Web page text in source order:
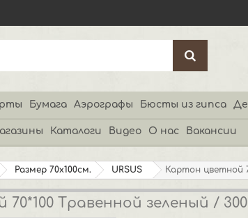
Бумага Аэрографы Бюсты из гипса
Каталоги Видео О нас Вакансии
Размер 70х100см. URSUS Картон цветной
Травенной зеленый /